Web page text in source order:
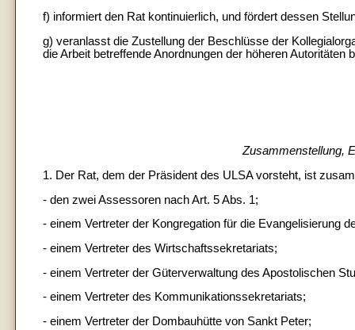
f) informiert den Rat kontinuierlich, und fördert dessen
g) veranlasst die Zustellung der Beschlüsse der
die Arbeit betreffende Anordnungen der höheren Autoritäten
Zusammenstellung,
1. Der Rat, dem der Präsident des ULSA vorsteht, ist
- den zwei Assessoren nach Art. 5 Abs. 1;
- einem Vertreter der Kongregation für die Evangelisierung
- einem Vertreter des Wirtschaftssekretariats;
- einem Vertreter der Güterverwaltung des Apostolischen
- einem Vertreter des Kommunikationssekretariats;
- einem Vertreter der Dombauhütte von Sankt Peter;